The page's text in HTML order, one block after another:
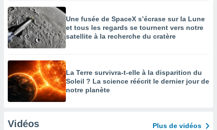
Une fusée de SpaceX s’écrase sur la Lune
et tous les regards se tournent vers notre
satellite à la recherche du cratère
La Terre survivra-t-elle à la disparition du
Soleil ? La science réécrit le dernier jour de
notre planète
Vidéos Plus de vidéos